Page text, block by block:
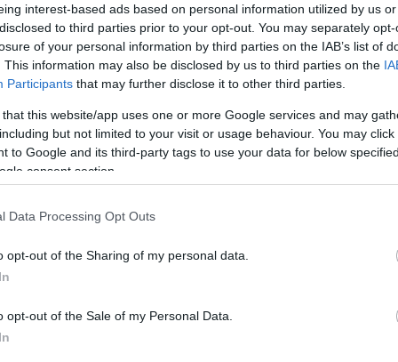
interest-based ads based on personal information utilized by us
to third parties prior to your opt-out. You may separately
of your personal information by third parties on the IAB’s list of
This information may also be disclosed by us to third parties on the
Participants that may further disclose it to other third parties.
that this website/app uses one or more Google services and may
but not limited to your visit or usage behaviour. You may
to Google and its third-party tags to use your data for below
consent section.
Data Processing Opt Outs
opt-out of the Sharing of my personal data.
opt-out of the Sale of my Personal Data.
Válasz erre
az rpg-s partimban egyöntetű vélemény volt,
a Blizzard videókért.
a játékaiba, amit még később is szívesen megnéz az
és nem lépem át az átvezetőket; a Diablo 2 intorját
megveszik a márkát. Magyarországon a játékért sem
itthon lopni divat.